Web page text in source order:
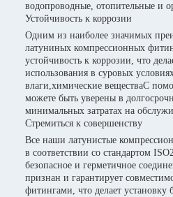
водопроводные, отопительные и
Устойчивость к коррозии
Одним из наиболее значимых
латуниных компрессионных
устойчивость к коррозии, что
использования в суровых
влаги,химические веществаС
можете быть уверены в
минимальных затратах на
Стремиться к совершенству
Все наши латунистые
в соответствии со стандартом
безопасное и герметичное
признан и гарантирует
фитингами, что делает установку